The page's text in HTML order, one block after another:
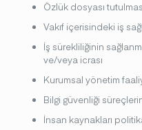
Özlük dosyası
Vakıf içerisindeki iş
İş sürekliliğinin
ve/veya icrası
Kurumsal yönetim
Bilgi güvenliği
İnsan kaynakları